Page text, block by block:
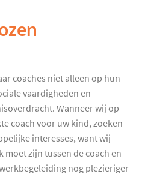
coaches niet alleen op hun
vaardigheden en
Wanneer wij op
coach voor uw kind, zoeken
interesses, want wij
moet zijn tussen de coach en
nog plezieriger